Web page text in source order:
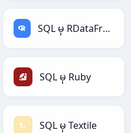
SQL မှ RDataFrame
SQL မှ Ruby
SQL မှ Textile